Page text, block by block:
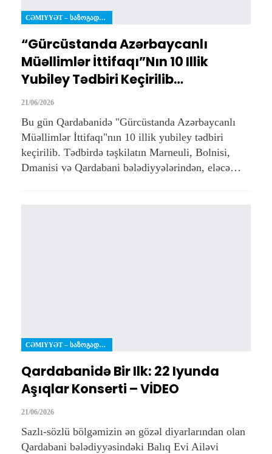
CƏMIYYƏT – ᲡᲐᲖᲝᲒᲐᲓᲝᲔᲑᲐ
“Gürcüstanda Azərbaycanlı
Müəllimlər İttifaqı”nın 10 Illik
Yubiley Tədbiri Keçirilib…
21/06/2026
Bu gün Qardabanidə "Gürcüstanda Azərbaycanlı
Müəllimlər İttifaqı"nın 10 illik yubiley tədbiri
keçirilib. Tədbirdə təşkilatın Marneuli, Bolnisi,
Dmanisi və Qardabani bələdiyyələrindən, eləcə…
CƏMIYYƏT – ᲡᲐᲖᲝᲒᲐᲓᲝᲔᲑᲐ
Qardabanidə Bir Ilk: 22 Iyunda
Aşıqlar Konserti – VİDEO
21/06/2026
Sazlı-sözlü bölgəmizin ən gözəl diyarlarından olan
Qardabani bələdiyyəsindəki Balıq Evi Ailəvi